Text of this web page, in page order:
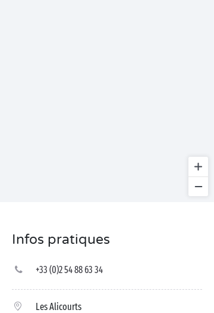
Infos pratiques
+33 (0)2 54 88 63 34
Les Alicourts